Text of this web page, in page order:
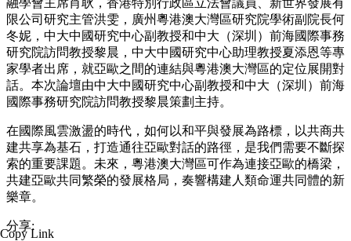
限公司研究主管洪雯，廣州粵港澳大灣區研究院學術副院長何
冬妮，中大中國研究中心副教授和中大（深圳）前海國際事務
研究院訪問教授黎晨，中大中國研究中心助理教授夏添恩等專
家學者出席，就亞歐之間的連結與粵港澳大灣區的定位展開對
話。本次論壇由中大中國研究中心副教授和中大（深圳）前海
國際事務研究院訪問教授黎晨策劃主持。
在國際風雲激盪的時代，如何以和平與發展為路標，以共商共
建共享為基石，打造通往亞歐對話的路徑，是我們需要不斷探
索的重要課題。未來，粵港澳大灣區可作為連接亞歐的橋梁，
共建亞歐共同繁榮的發展格局，奏響構建人類命運共同體的新
樂章。
分享:
Copy Link